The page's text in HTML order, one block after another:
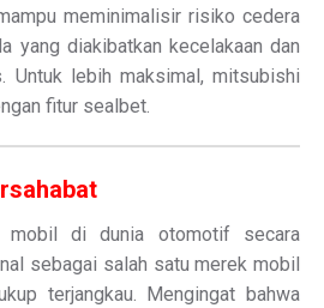
meminimalisir risiko cedera
yang diakibatkan kecelakaan dan
Untuk lebih maksimal, mitsubishi
fitur sealbet.
mobil di dunia otomotif secara
sebagai salah satu merek mobil
terjangkau. Mengingat bahwa